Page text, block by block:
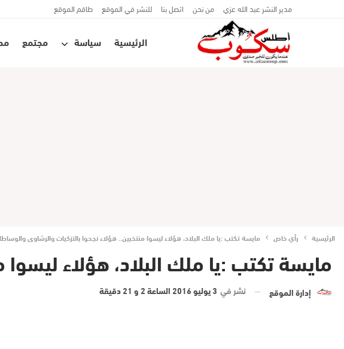
مدير النشر عبد الله عزي من نحن اتصل بنا للنشر في الموقع طاقم الموقع
الرئيسية سياسة مجتمع
الرئيسية رأي خاص مايسة تكتب :يا ملك البلاد، هؤلاء ليسوا منتخبين.. هؤلاء نجحوا بالتزكيات والرشاوى
مايسة تكتب :يا ملك البلاد، هؤلاء
إدارة الموقع نشر في 3 يوليو 2016 الساعة 2 و 21 دقيقة